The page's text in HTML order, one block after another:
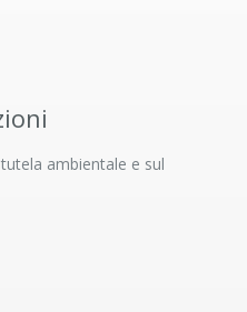
ambientale e sul